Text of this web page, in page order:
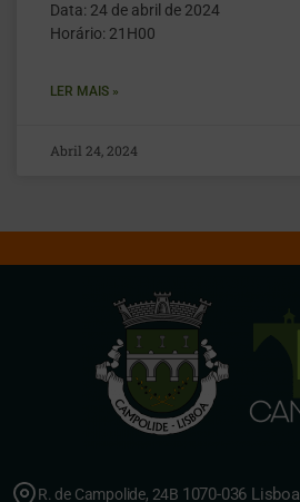
Data: 24 de abril de 2024
Horário: 21H00
LER MAIS »
Abril 24, 2024
R. de Campolide, 24B 1070-036 Lisboa